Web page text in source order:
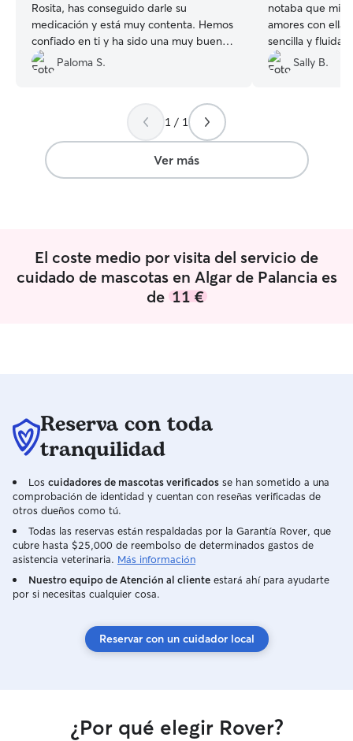
Rosita, has conseguido darle su
medicación y está muy contenta. Hemos
confiado en ti y ha sido una muy buena
experiencia. Te volveremos a llamar
cuando necesitemos que cuides a
Paloma S.
notaba que mis
amores con
sencilla y fluida,
contactar
esté con mis
Sally B.
1 / 1
Ver más
El coste medio por visita del servicio de
cuidado de mascotas en Algar de Palancia es
de 11 €
Reserva con toda
tranquilidad
Los cuidadores de mascotas verificados se han sometido a una
comprobación de identidad y cuentan con reseñas verificadas de
otros dueños como tú.
Todas las reservas están respaldadas por la Garantía Rover, que
cubre hasta $25,000 de reembolso de determinados gastos de
asistencia veterinaria. Más información
Nuestro equipo de Atención al cliente estará ahí para ayudarte
por si necesitas cualquier cosa.
Reservar con un cuidador local
¿Por qué elegir Rover?